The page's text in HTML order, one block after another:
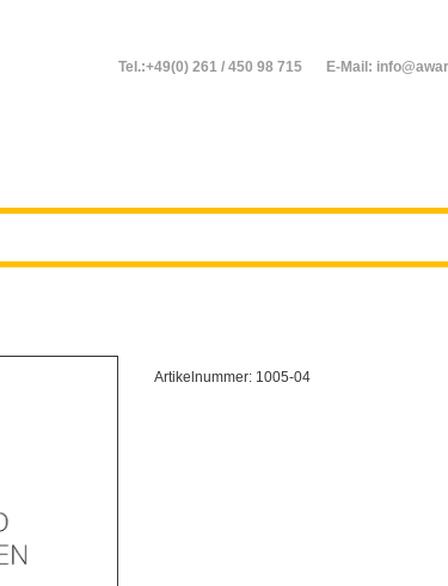
Tel.:+49(0) 261 / 450 98 715 E-Mail:
Artikelnummer: 1005-04